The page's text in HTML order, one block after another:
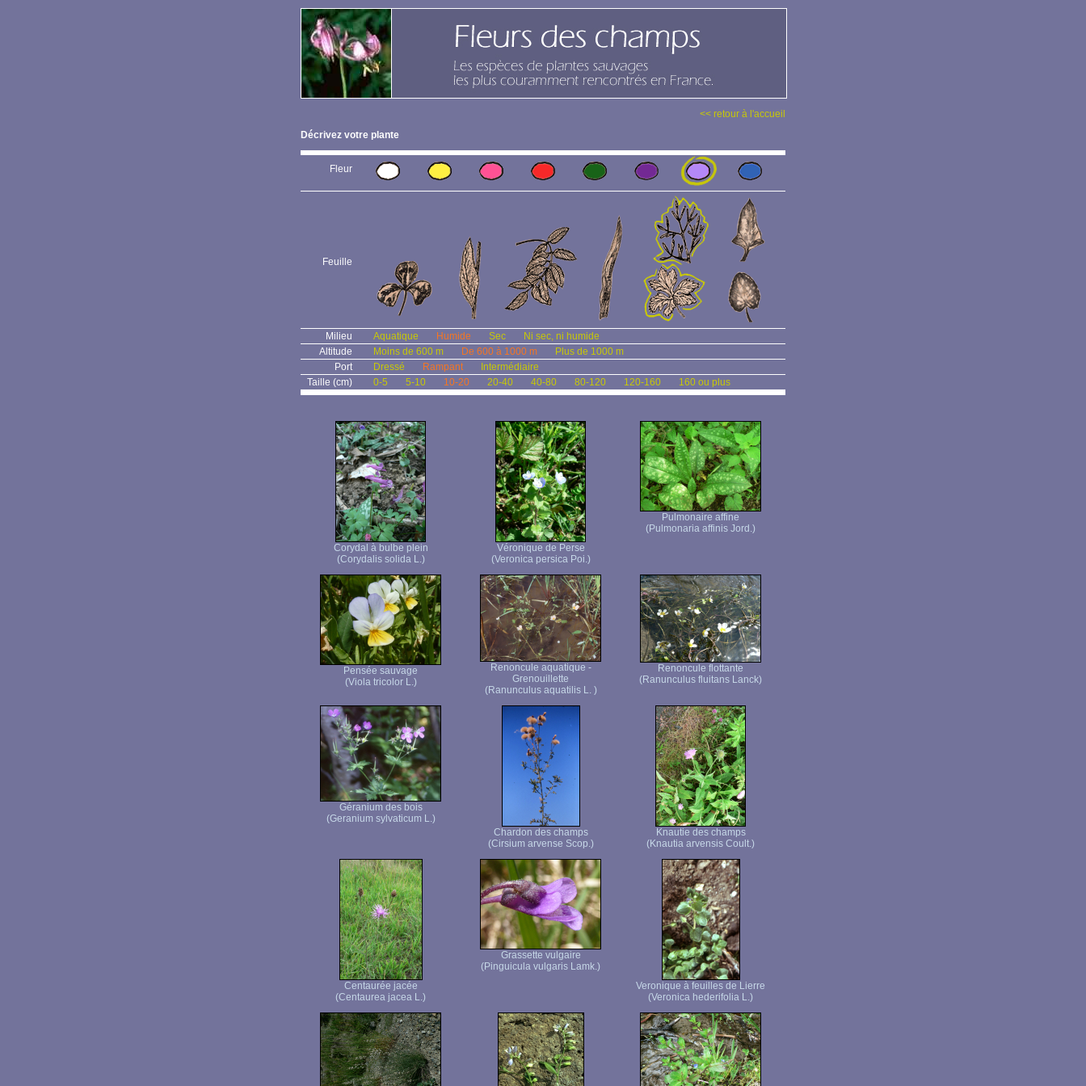
<< retour à l'accueil
Décrivez votre plante
Fleur
Feuille
Milieu Aquatique Humide Sec
Ni sec, ni humide
Altitude
Moins de 600 m De 600 à 1000 m
Plus de 1000 m
Port
Dressé Rampant
Intermédiaire
Taille (cm)
0-5 5-10 10-20 20-40 40-80 80-120 120-160 160 ou plus
Corydal à bulbe plein
(Corydalis solida L.)
Véronique de Perse
(Veronica persica Poi.)
Pulmonaire affine
(Pulmonaria affinis Jord.)
Pensée sauvage
(Viola tricolor L.)
Renoncule aquatique -
Grenouillette
(Ranunculus aquatilis L. )
Renoncule flottante
(Ranunculus fluitans Lanck)
Géranium des bois
(Geranium sylvaticum L.)
Chardon des champs
(Cirsium arvense Scop.)
Knautie des champs
(Knautia arvensis Coult.)
Centaurée jacée
(Centaurea jacea L.)
Grassette vulgaire
(Pinguicula vulgaris Lamk.)
Veronique à feuilles de Lierre
(Veronica hederifolia L.)